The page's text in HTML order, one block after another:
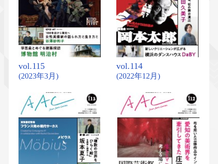
vol.115
(2023年3月)
vol.114
(2022年12月)